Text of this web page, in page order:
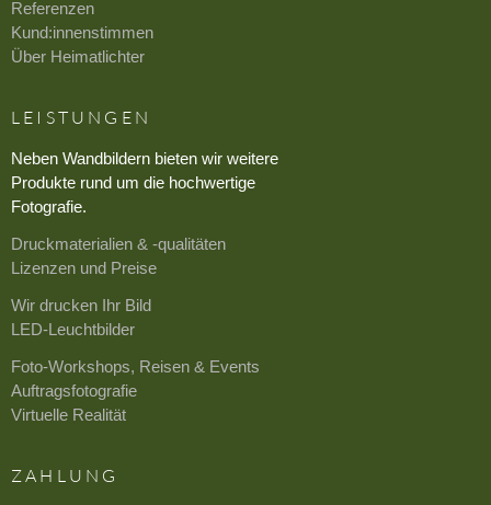
Referenzen
Kund:innenstimmen
Über Heimatlichter
LEISTUNGEN
Neben Wandbildern bieten wir weitere
Produkte rund um die hochwertige
Fotografie.
Druckmaterialien & -qualitäten
Lizenzen und Preise
Wir drucken Ihr Bild
LED-Leuchtbilder
Foto-Workshops, Reisen & Events
Auftragsfotografie
Virtuelle Realität
ZAHLUNG